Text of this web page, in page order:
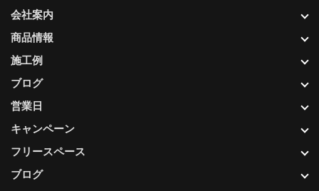
会社案内
商品情報
施工例
ブログ
営業日
キャンペーン
フリースペース
ブログ